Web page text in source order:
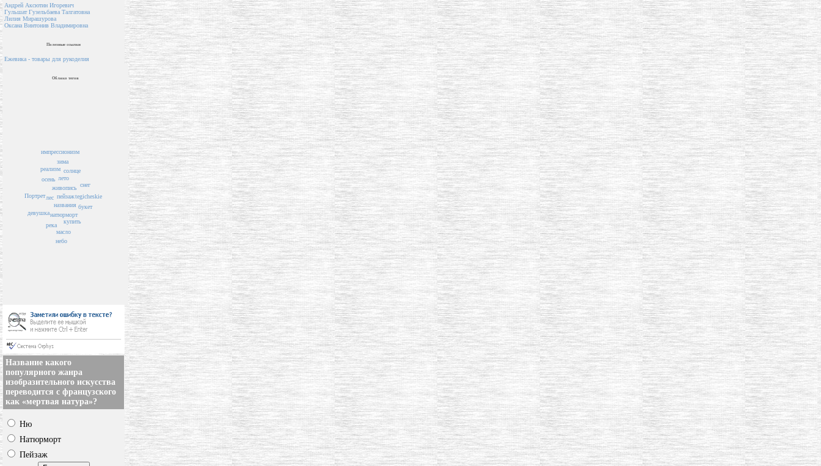
Андрей Аксютин Игоревич
Гульшат Гузельбаева Талгатовна
Лилия Мирашурова
Оксана Винтонив Владимировна
Полезные ссылки
Ежевика - товары для рукоделия
Облако тегов
пейзаж
названия
живопись
лето
натюрморт
купить
солнце
лес
зима
осень
букет
масло
река
снег
tegicheskie
реализм
небо
импрессионизм
Портрет
девушка
Название какого
популярного жанра
изобразительного искусства
переводится с французского
как «мертвая натура»?
Ню
Натюрморт
Пейзаж